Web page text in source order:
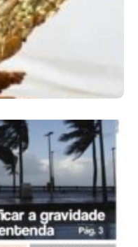
07 De Agosto De